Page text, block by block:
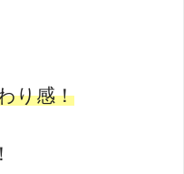
り感！